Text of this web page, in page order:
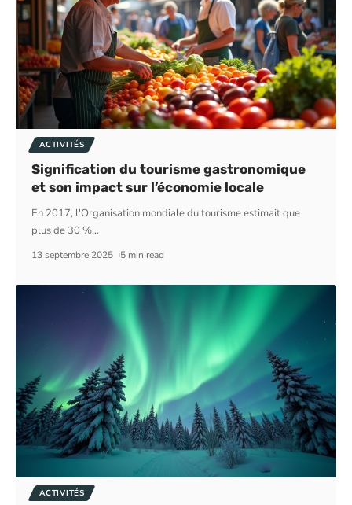
ACTIVITÉS
Signification du tourisme gastronomique
et son impact sur l’économie locale
En 2017, l'Organisation mondiale du tourisme estimait que
plus de 30 %…
13 septembre 2025 5 min read
ACTIVITÉS